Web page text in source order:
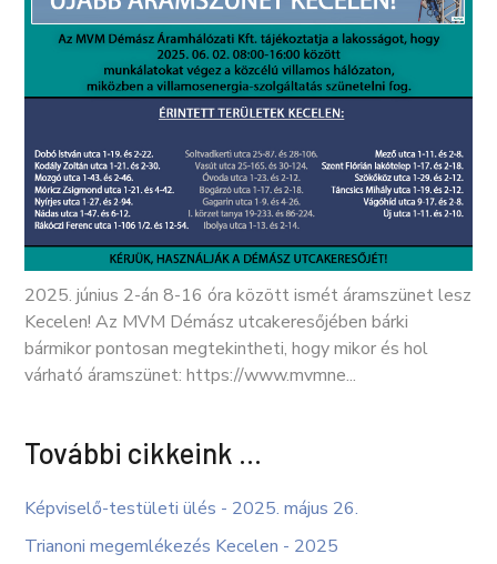
2025. június 2-án 8-16 óra között ismét áramszünet lesz
Kecelen! Az MVM Démász utcakeresőjében bárki
bármikor pontosan megtekintheti, hogy mikor és hol
várható áramszünet: https://www.mvmne...
További cikkeink …
Képviselő-testületi ülés - 2025. május 26.
Trianoni megemlékezés Kecelen - 2025